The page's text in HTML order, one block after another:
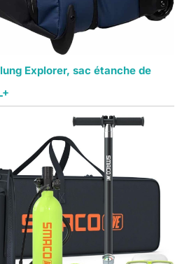
Explorer, sac étanche de